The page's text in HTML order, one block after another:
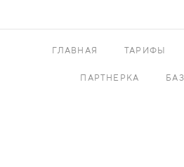
ГЛАВНАЯ ТАРИФЫ
ПАРТНЕРКА